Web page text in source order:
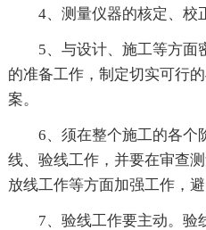
4、测量仪器的核定、校
5、与设计、施工等方面
的准备工作，制定切实可行
案。
6、须在整个施工的各个
线、验线工作，并要在审查
放线工作等方面加强工作，避
7、验线工作要主动。验